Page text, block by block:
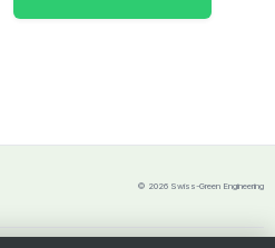
© 2026 Swiss-Green Engineering